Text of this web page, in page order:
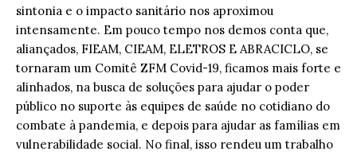
sintonia e o impacto sanitário nos aproximou
intensamente. Em pouco tempo nos demos conta que,
aliançados, FIEAM, CIEAM, ELETROS E ABRACICLO, se
tornaram um Comitê ZFM Covid-19, ficamos mais forte e
alinhados, na busca de soluções para ajudar o poder
público no suporte às equipes de saúde no cotidiano do
combate à pandemia, e depois para ajudar as famílias em
vulnerabilidade social. No final, isso rendeu um trabalho